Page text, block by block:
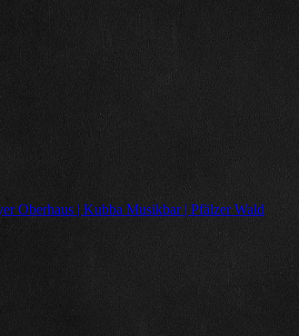
Oberhaus | Kubba Musikbar | Pfälzer Wald